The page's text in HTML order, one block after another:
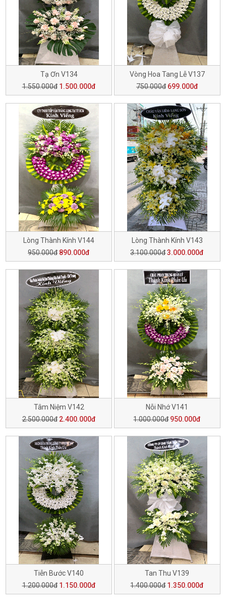
Tạ Ơn V134
1.550.000đ 1.500.000đ
Vòng Hoa Tang Lễ V137
750.000đ 699.000đ
Lòng Thành Kính V144
950.000đ 890.000đ
Lòng Thành Kính V143
3.100.000đ3.000.000đ
Tâm Niệm V142
2.500.000đ 2.400.000đ
Nỗi Nhớ V141
1.000.000đ 950.000đ
Tiễn Bước V140
1.200.000đ 1.150.000đ
Tan Thu V139
1.400.000đ 1.350.000đ